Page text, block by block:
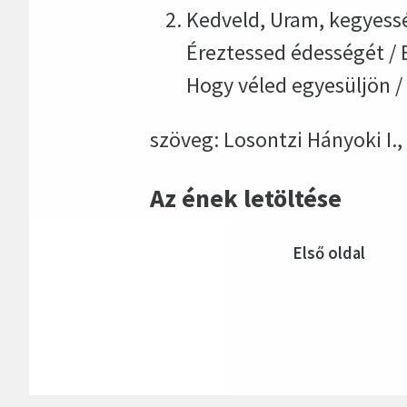
Kedveld, Uram,
Éreztessed édességét
Hogy véled egyesüljön
szöveg: Losontzi Hányoki
Az ének letöltése
Első oldal